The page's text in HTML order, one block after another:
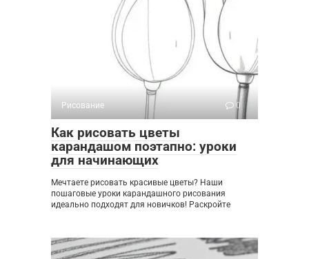
Рисование 0
Как рисовать цветы
карандашом поэтапно: уроки
для начинающих
Мечтаете рисовать красивые цветы? Наши
пошаговые уроки карандашного рисования
идеально подходят для новичков! Раскройте